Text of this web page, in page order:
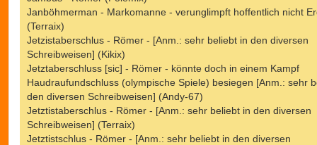
Janböhmerman - Markomanne - verunglimpft hoffentlich nicht
(Terraix)
Jetzistaberschlus - Römer - [Anm.: sehr beliebt in den diversen
Schreibweisen] (Kikix)
Jetztaberschluss [sic] - Römer - könnte doch in einem Kampf
Haudraufundschluss (olympische Spiele) besiegen [Anm.: sehr
den diversen Schreibweisen] (Andy-67)
Jetztistaberschlus - Römer - [Anm.: sehr beliebt in den diversen
Schreibweisen] (Terraix)
Jetztistschlus - Römer - [Anm.: sehr beliebt in den diversen